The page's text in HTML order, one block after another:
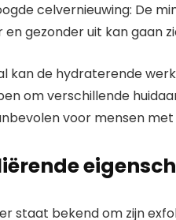
celvernieuwing: De
en gezonder uit kan gaan
kan de hydraterende
om verschillende
voor mensen
staat bekend om zijn